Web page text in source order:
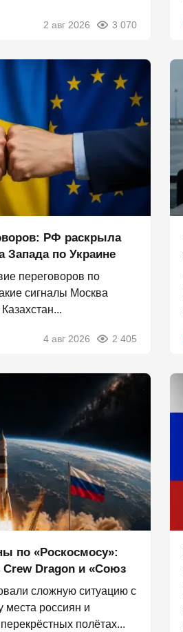
2 авг 2026 3 070
РФ раскрыла
Запада по Украине
переговоров по
сигналы Москва
4 авг 2026 2 405
по «Роскосмосу»:
Dragon и «Союз
сложную ситуацию с
места россиян и
полётах...